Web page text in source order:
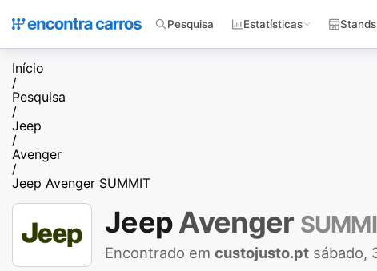
Pesquisa Estatísticas Stands
Início
/
Pesquisa
/
Jeep
/
Avenger
/
Jeep Avenger SUMMIT
JeepAvenger
Encontrado em custojusto.pt sábado,